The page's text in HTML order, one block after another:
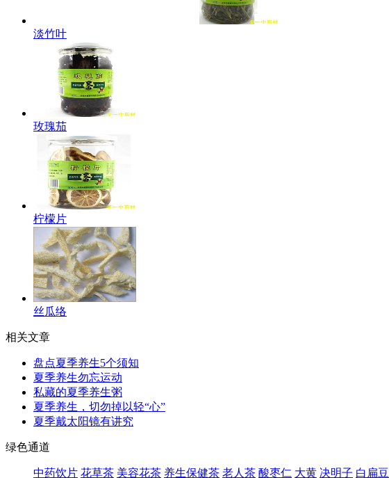
淡竹叶
玫瑰茄
柠檬片
丝瓜络
相关文章
盘点夏季养生5个须知
夏季养生勿忘运动
私藏的夏季养生粥
夏季养生，切勿掉以轻“心”
夏季戴太阳镜有讲究
绿色通道
中药饮片 花草茶 美容花茶 养生保健茶 老人茶 酸枣仁 大黄 决明子 白扁豆